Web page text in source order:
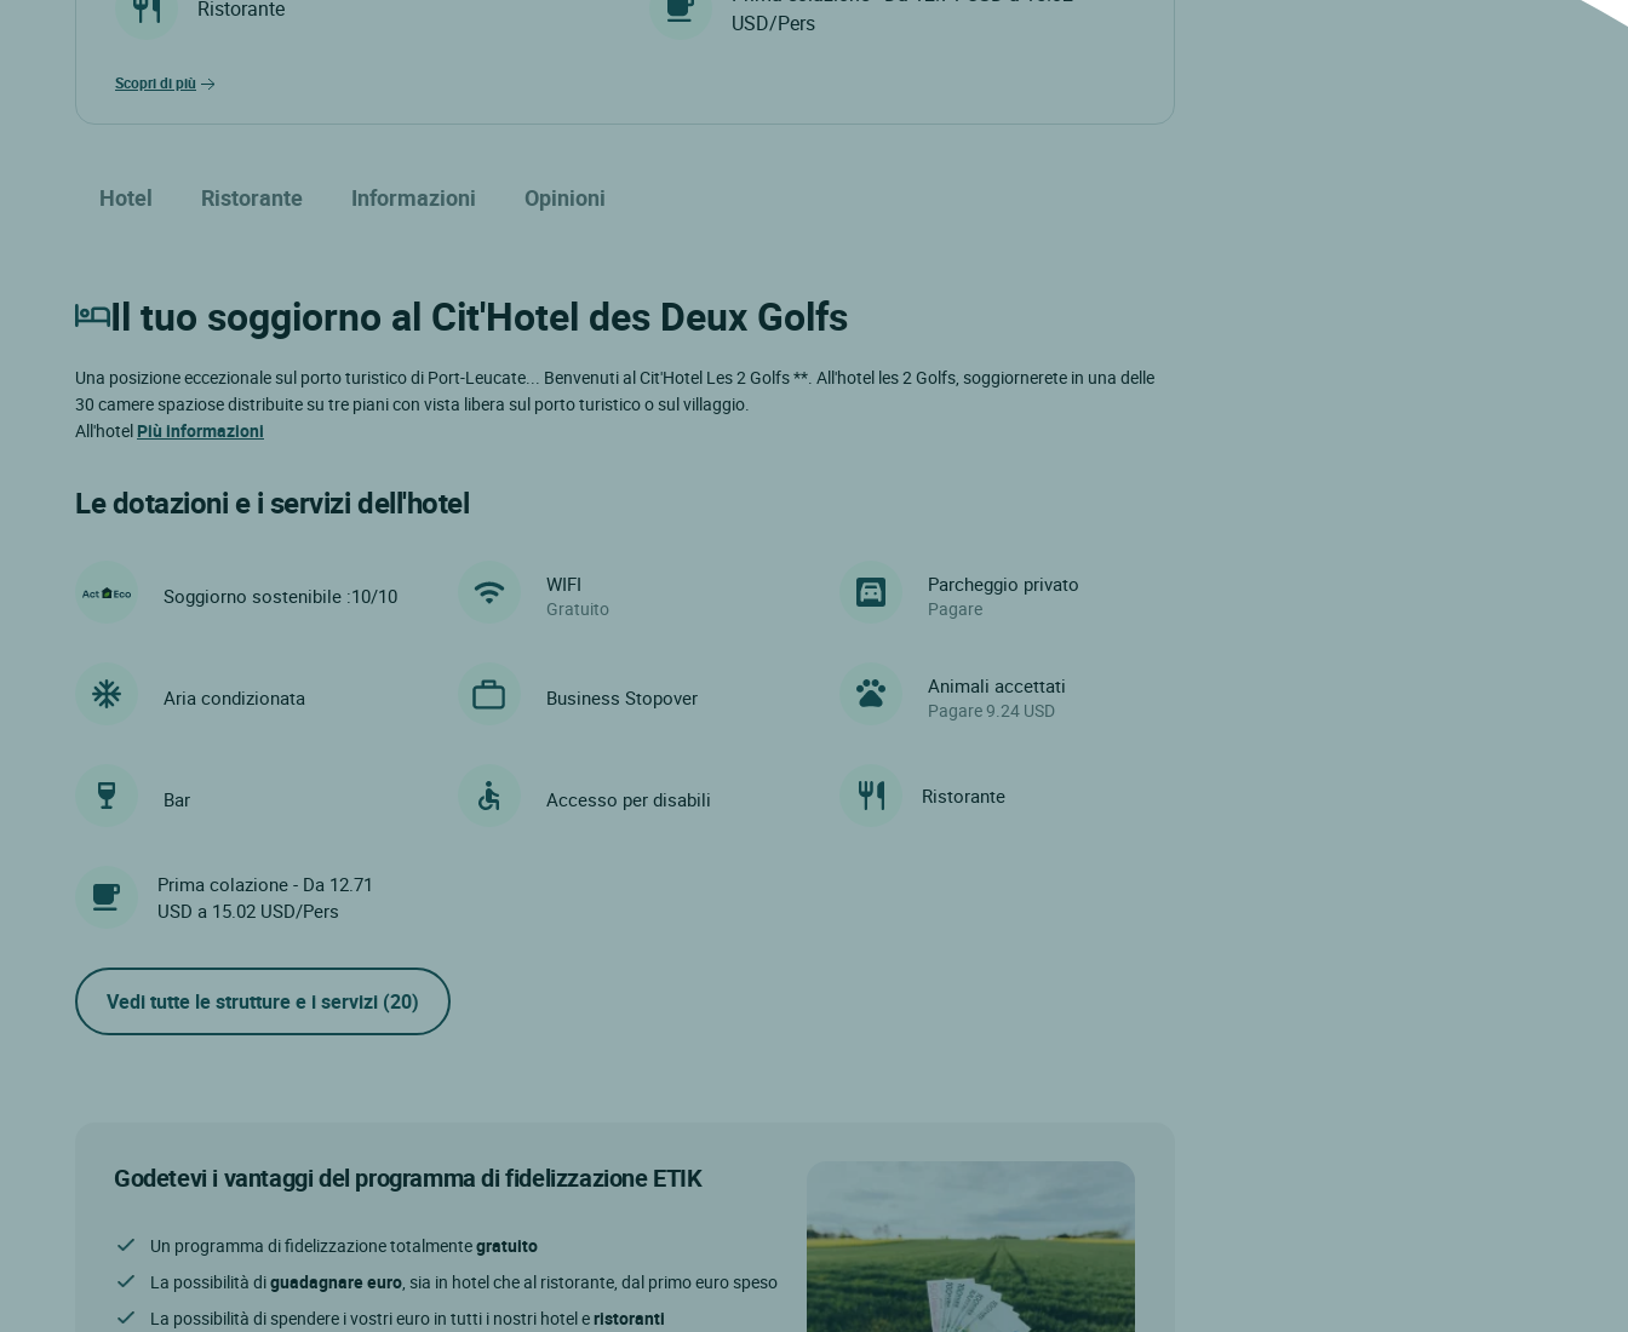
Ristorante
USD/Pers
scopri di più
Hotel Ristorante Informazioni Opinioni
Il tuo soggiorno al Cit'Hotel des Deux Golfs
Una posizione eccezionale sul porto turistico di Port-Leucate... Benvenuti al Cit'Hotel Les 2 Golfs **. All'hotel les 2 Golfs, soggiornerete in una delle
30 camere spaziose distribuite su tre piani con vista libera sul porto turistico o sul villaggio.
All'hotel Più informazioni
Le dotazioni e i servizi dell'hotel
Soggiorno sostenibile :10/10 WIFI
Gratuito
Parcheggio privato
Pagare
Aria condizionata Business Stopover Animali accettati
Pagare 9.24 USD
Bar Accesso per disabili Ristorante
Prima colazione - Da 12.71
USD a 15.02 USD/Pers
Vedi tutte le strutture e i servizi (20)
Godetevi i vantaggi del programma di fidelizzazione ETIK
Un programma di fidelizzazione totalmentegratuito
La possibilità diguadagnare euro, sia in hotel che al ristorante, dal primo euro speso
La possibilità di spendere i vostri euro in tutti i nostri hotel eristoranti